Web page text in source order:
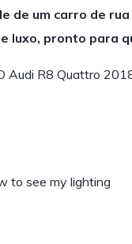
de um carro de
luxo, pronto para
Audi R8 Quattro
to see my lighting